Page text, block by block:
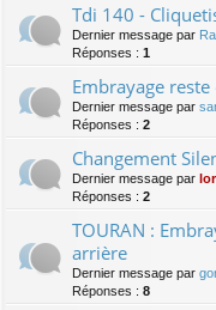
Tdi 140 -
Dernier message par
Réponses : 1
Embrayage
Dernier message par
Réponses : 2
Changement
Dernier message par
Réponses : 2
TOURAN :
arrière
Dernier message par
Réponses : 8